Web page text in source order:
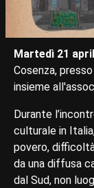
Martedì 21
Cosenza,
insieme
Durante
culturale in
povero,
da una diffusa
dal Sud, non